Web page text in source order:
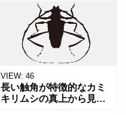
野生動物保護などのテー
マに最適です。シンプル
ながらもクマ特有の筋肉
質なフォルムが表現され
ており
VIEW: 46
長い触角が特徴的なカミ
キリムシの真上から見た